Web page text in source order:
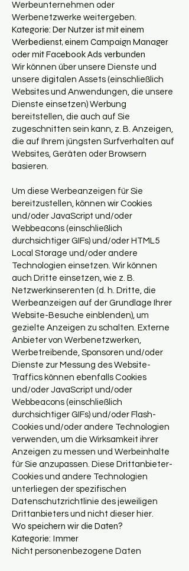
Werbeunternehmen oder
Werbenetzwerke weitergeben.
Kategorie: Der Nutzer ist mit einem
Werbedienst, einem Campaign Manager
oder mit Facebook Ads verbunden
Wir können über unsere Dienste und
unsere digitalen Assets (einschließlich
Websites und Anwendungen, die unsere
Dienste einsetzen) Werbung
bereitstellen, die auch auf Sie
zugeschnitten sein kann, z. B. Anzeigen,
die auf Ihrem jüngsten Surfverhalten auf
Websites, Geräten oder Browsern
basieren.
Um diese Werbeanzeigen für Sie
bereitzustellen, können wir Cookies
und/oder JavaScript und/oder
Webbeacons (einschließlich
durchsichtiger GIFs) und/oder HTML5
Local Storage und/oder andere
Technologien einsetzen. Wir können
auch Dritte einsetzen, wie z. B.
Netzwerkinserenten (d. h. Dritte, die
Werbeanzeigen auf der Grundlage Ihrer
Website-Besuche einblenden), um
gezielte Anzeigen zu schalten. Externe
Anbieter von Werbenetzwerken,
Werbetreibende, Sponsoren und/oder
Dienste zur Messung des Website-
Traffics können ebenfalls Cookies
und/oder JavaScript und/oder
Webbeacons (einschließlich
durchsichtiger GIFs) und/oder Flash-
Cookies und/oder andere Technologien
verwenden, um die Wirksamkeit ihrer
Anzeigen zu messen und Werbeinhalte
für Sie anzupassen. Diese Drittanbieter-
Cookies und andere Technologien
unterliegen der spezifischen
Datenschutzrichtlinie des jeweiligen
Drittanbieters und nicht dieser hier.
Wo speichern wir die Daten?
Kategorie: Immer
Nicht personenbezogene Daten